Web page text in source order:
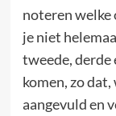
noteren welke
je niet
tweede, derde
komen, zo
aangevuld en